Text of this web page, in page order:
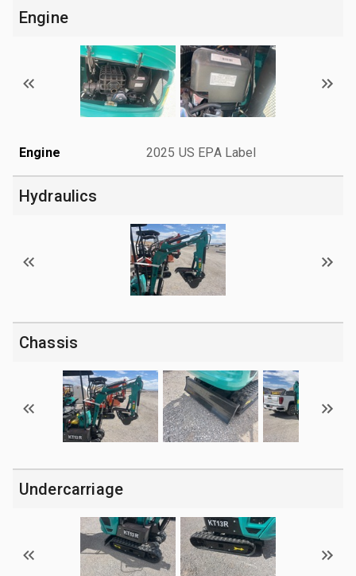
Engine
Engine 2025 US EPA Label
Hydraulics
Chassis
Undercarriage